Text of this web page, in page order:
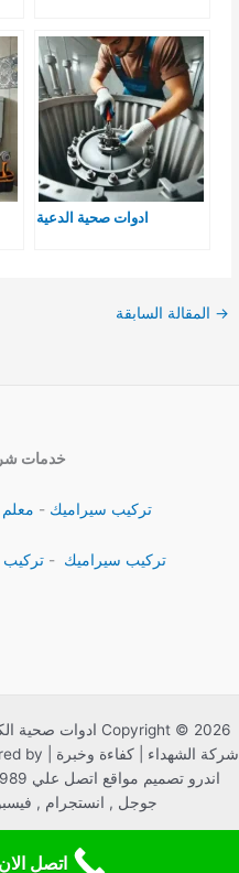
ادوات صحية الدعية
→ المقالة السابقة
خدمات
تركيب سيراميك -
تركيب سيراميك - تركيب
جوجل , انستجرام ,
اتصل الان علي